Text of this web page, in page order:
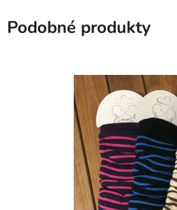
Podobné produkty